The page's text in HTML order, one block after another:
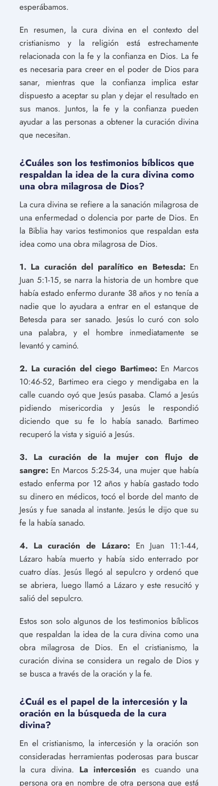
esperábamos.
En resumen, la cura divina en el contexto del
cristianismo y la religión está estrechamente
relacionada con la fe y la confianza en Dios. La fe
es necesaria para creer en el poder de Dios para
sanar, mientras que la confianza implica estar
dispuesto a aceptar su plan y dejar el resultado en
sus manos. Juntos, la fe y la confianza pueden
ayudar a las personas a obtener la curación divina
que necesitan.
¿Cuáles son los testimonios bíblicos que
respaldan la idea de la cura divina como
una obra milagrosa de Dios?
La cura divina se refiere a la sanación milagrosa de
una enfermedad o dolencia por parte de Dios. En
la Biblia hay varios testimonios que respaldan esta
idea como una obra milagrosa de Dios.
1. La curación del paralítico en Betesda:En
Juan 5:1-15, se narra la historia de un hombre que
había estado enfermo durante 38 años y no tenía a
nadie que lo ayudara a entrar en el estanque de
Betesda para ser sanado. Jesús lo curó con solo
una palabra, y el hombre inmediatamente se
levantó y caminó.
2. La curación del ciego Bartimeo:En Marcos
10:46-52, Bartimeo era ciego y mendigaba en la
calle cuando oyó que Jesús pasaba. Clamó a Jesús
pidiendo misericordia y Jesús le respondió
diciendo que su fe lo había sanado. Bartimeo
recuperó la vista y siguió a Jesús.
3. La curación de la mujer con flujo de
sangre: En Marcos 5:25-34, una mujer que había
estado enferma por 12 años y había gastado todo
su dinero en médicos, tocó el borde del manto de
Jesús y fue sanada al instante. Jesús le dijo que su
fe la había sanado.
4. La curación de Lázaro:En Juan 11:1-44,
Lázaro había muerto y había sido enterrado por
cuatro días. Jesús llegó al sepulcro y ordenó que
se abriera, luego llamó a Lázaro y este resucitó y
salió del sepulcro.
Estos son solo algunos de los testimonios bíblicos
que respaldan la idea de la cura divina como una
obra milagrosa de Dios. En el cristianismo, la
curación divina se considera un regalo de Dios y
se busca a través de la oración y la fe.
¿Cuál es el papel de la intercesión y la
oración en la búsqueda de la cura
divina?
En el cristianismo, la intercesión y la oración son
consideradas herramientas poderosas para buscar
la cura divina. La intercesión es cuando una
persona ora en nombre de otra persona que está